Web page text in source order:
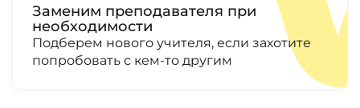
Заменим преподавателя при
необходимости
Подберем нового учителя, если захотите
попробовать с кем-то другим